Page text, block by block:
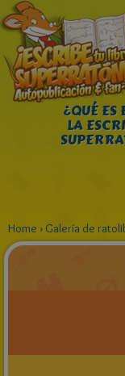
¿QUÉ ES
LA
Home › Galería de